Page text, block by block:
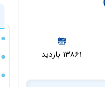
۱۳۸۶۱ بازدید